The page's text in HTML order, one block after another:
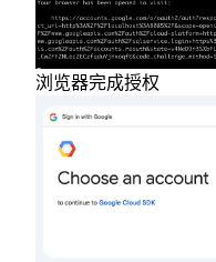
浏览器完成授权